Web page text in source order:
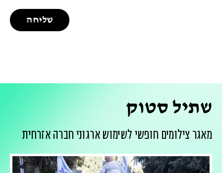
שתיל סטוק
מאגר צילומים חופשי לשימוש ארגוני חברה אזרחית